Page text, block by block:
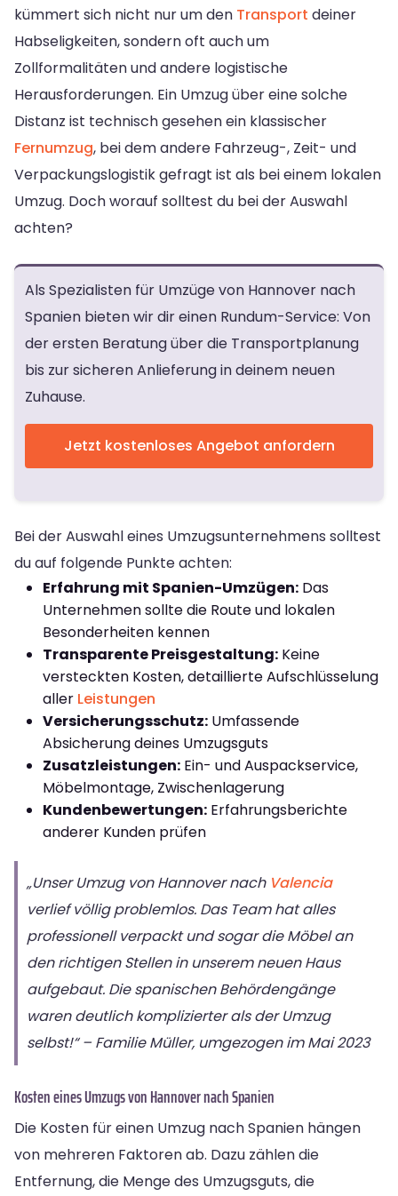
kümmert sich nicht nur um den Transport deiner
Habseligkeiten, sondern oft auch um
Zollformalitäten und andere logistische
Herausforderungen. Ein Umzug über eine solche
Distanz ist technisch gesehen ein klassischer
Fernumzug, bei dem andere Fahrzeug-, Zeit- und
Verpackungslogistik gefragt ist als bei einem lokalen
Umzug. Doch worauf solltest du bei der Auswahl
achten?
Als Spezialisten für Umzüge von Hannover nach
Spanien bieten wir dir einen Rundum-Service: Von
der ersten Beratung über die Transportplanung
bis zur sicheren Anlieferung in deinem neuen
Zuhause.
Jetzt kostenloses Angebot anfordern
Bei der Auswahl eines Umzugsunternehmens solltest
du auf folgende Punkte achten:
Erfahrung mit Spanien-Umzügen: Das
Unternehmen sollte die Route und lokalen
Besonderheiten kennen
Transparente Preisgestaltung: Keine
versteckten Kosten, detaillierte Aufschlüsselung
aller Leistungen
Versicherungsschutz: Umfassende
Absicherung deines Umzugsguts
Zusatzleistungen: Ein- und Auspackservice,
Möbelmontage, Zwischenlagerung
Kundenbewertungen: Erfahrungsberichte
anderer Kunden prüfen
„Unser Umzug von Hannover nach Valencia
verlief völlig problemlos. Das Team hat alles
professionell verpackt und sogar die Möbel an
den richtigen Stellen in unserem neuen Haus
aufgebaut. Die spanischen Behördengänge
waren deutlich komplizierter als der Umzug
selbst!“ – Familie Müller, umgezogen im Mai 2023
Kosten eines Umzugs von Hannover nach Spanien
Die Kosten für einen Umzug nach Spanien hängen
von mehreren Faktoren ab. Dazu zählen die
Entfernung, die Menge des Umzugsguts, die